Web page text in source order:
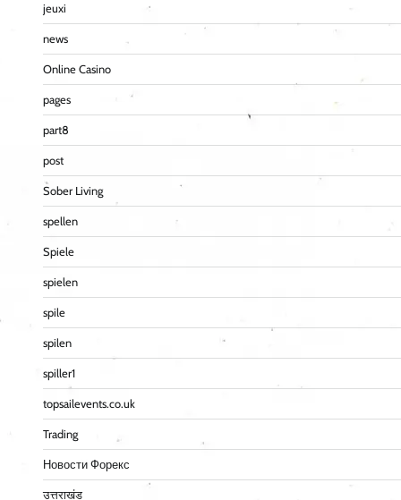
jeuxi
news
Online Casino
pages
part8
post
Sober Living
spellen
Spiele
spielen
spile
spilen
spiller1
topsailevents.co.uk
Trading
Новости Форекс
उत्तराखंड